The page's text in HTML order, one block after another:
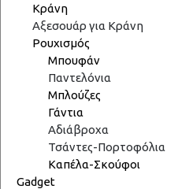
Κράνη
Αξεσουάρ για Κράνη
Ρουχισμός
Μπουφάν
Παντελόνια
Μπλούζες
Γάντια
Αδιάβροχα
Τσάντες-Πορτοφόλια
Καπέλα-Σκούφοι
Gadget